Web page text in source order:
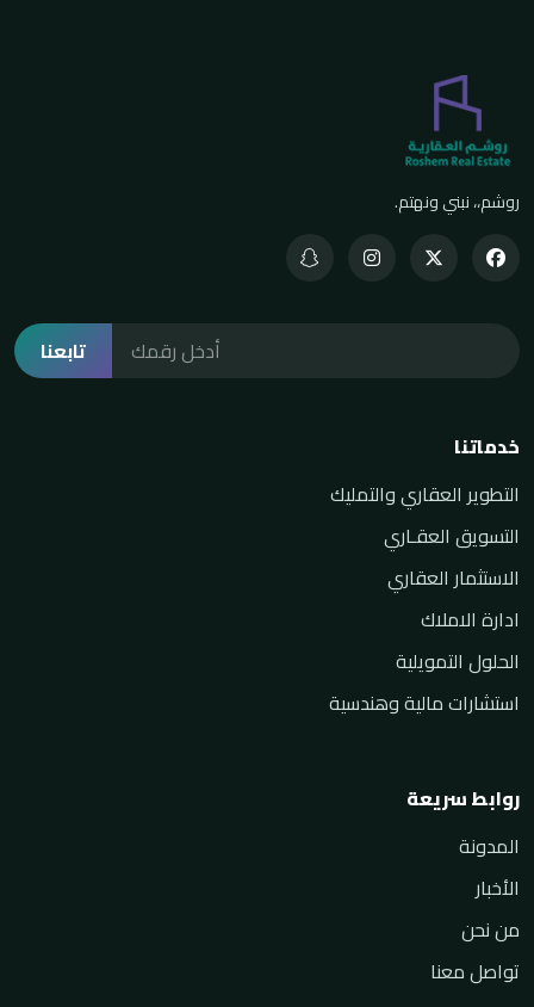
روشم،، نبني ونهتم.
تابعنا
خدماتنا
التطوير العقاري والتمليك
التسويق العقـاري
الاستثمار العقاري
ادارة الاملاك
الحلول التمويلية
استشارات مالية وهندسية
روابط سريعة
المدونة
الأخبار
من نحن
تواصل معنا